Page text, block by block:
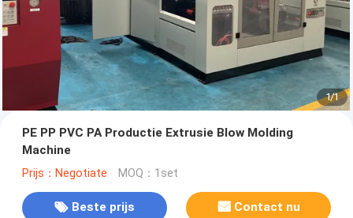
1/1
PE PP PVC PA Productie Extrusie Blow Molding
Machine
Prijs：Negotiate MOQ：1set
Beste prijs Contact nu